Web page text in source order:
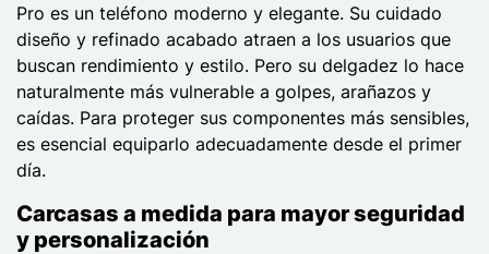
Pro es un teléfono moderno y elegante. Su cuidado
diseño y refinado acabado atraen a los usuarios que
buscan rendimiento y estilo. Pero su delgadez lo hace
naturalmente más vulnerable a golpes, arañazos y
caídas. Para proteger sus componentes más sensibles,
es esencial equiparlo adecuadamente desde el primer
día.
Carcasas a medida para mayor seguridad
y personalización